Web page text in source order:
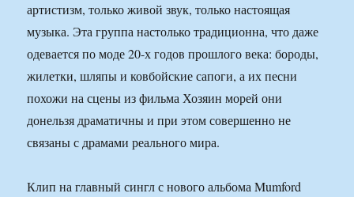
артистизм, только живой звук, только настоящая
музыка. Эта группа настолько традиционна, что даже
одевается по моде 20-х годов прошлого века: бороды,
жилетки, шляпы и ковбойские сапоги, а их песни
похожи на сцены из фильма Хозяин морей они
донельзя драматичны и при этом совершенно не
связаны с драмами реального мира.
Клип на главный сингл с нового альбома Mumford